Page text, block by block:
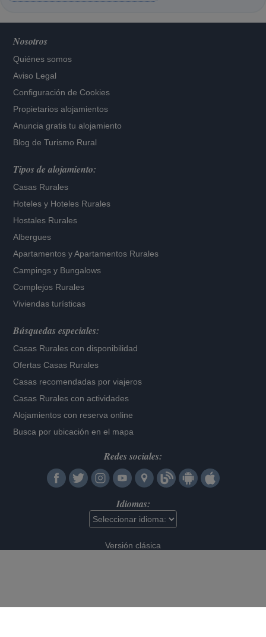
Nosotros
Quiénes somos
Aviso Legal
Configuración de Cookies
Propietarios alojamientos
Anuncia gratis tu alojamiento
Blog de Turismo Rural
Tipos de alojamiento:
Casas Rurales
Hoteles y Hoteles Rurales
Hostales Rurales
Albergues
Apartamentos yApartamentos Rurales
Campings y Bungalows
Complejos Rurales
Viviendas turísticas
Búsquedas especiales:
Casas Rurales con disponibilidad
Ofertas Casas Rurales
Casas recomendadas por viajeros
Casas Rurales con actividades
Alojamientos con reserva online
Busca por ubicación en el mapa
Redes sociales:
Idiomas:
Versión clásica